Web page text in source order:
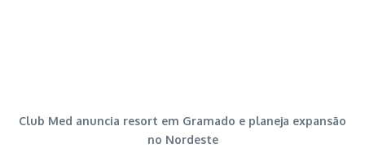
Club Med anuncia resort em Gramado e planeja expansão
no Nordeste